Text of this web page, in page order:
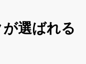
選ばれる